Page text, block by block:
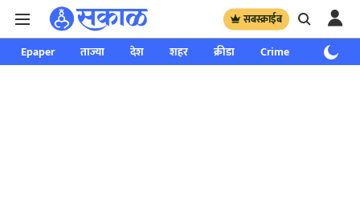
सबस्क्राईब
Epaper ताज्या देश शहर क्रीडा Crime साप्ताहिक